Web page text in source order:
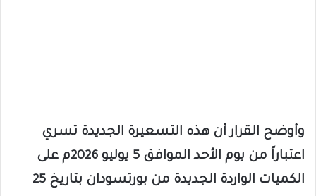
وأوضح القرار أن هذه التسعيرة الجديدة تسري
اعتباراً من يوم الأحد الموافق 5 يوليو 2026م على
الكميات الواردة الجديدة من بورتسودان بتاريخ 25